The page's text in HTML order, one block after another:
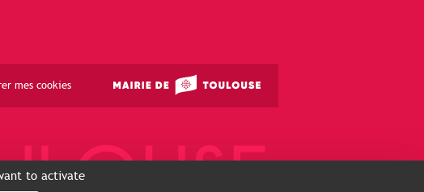
mes cookies
to activate